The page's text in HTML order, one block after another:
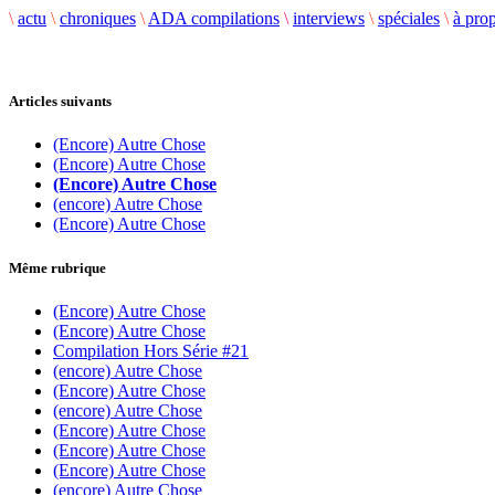
\ actu \ chroniques \ ADA compilations \ interviews \ spéciales \ à
Articles suivants
(Encore) Autre Chose
(Encore) Autre Chose
(Encore) Autre Chose
(encore) Autre Chose
(Encore) Autre Chose
Même rubrique
(Encore) Autre Chose
(Encore) Autre Chose
Compilation Hors Série #21
(encore) Autre Chose
(Encore) Autre Chose
(encore) Autre Chose
(Encore) Autre Chose
(Encore) Autre Chose
(Encore) Autre Chose
(encore) Autre Chose